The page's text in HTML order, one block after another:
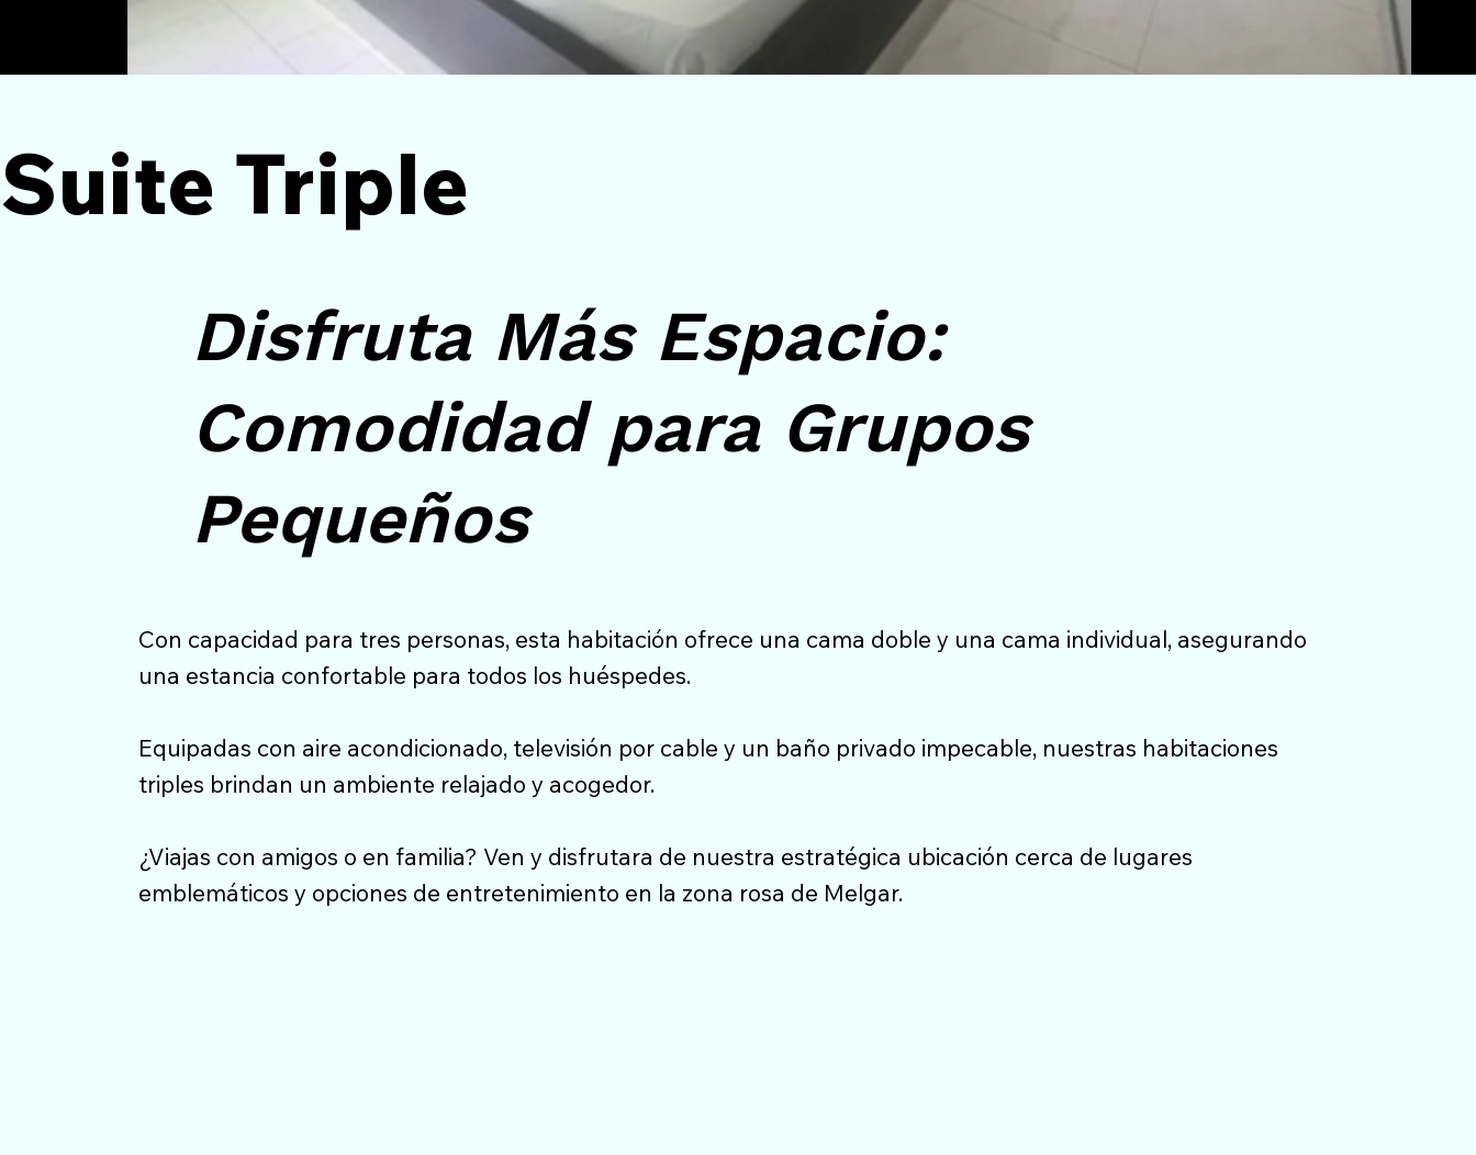
Suite Triple
Disfruta Más Espacio:
Comodidad para Grupos
Pequeños
Con capacidad para tres personas, esta habitación ofrece una cama doble y una cama individual, asegurando
una estancia confortable para todos los huéspedes.
Equipadas con aire acondicionado, televisión por cable y un baño privado impecable, nuestras habitaciones
triples brindan un ambiente relajado y acogedor.
¿Viajas con amigos o en familia? Ven y disfrutara de nuestra estratégica ubicación cerca de lugares
emblemáticos y opciones de entretenimiento en la zona rosa de Melgar.